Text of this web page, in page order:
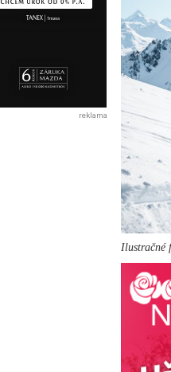
Ilustračné
reklama